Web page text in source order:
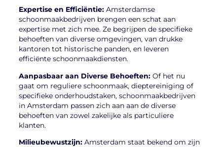
Expertise en Efficiëntie: Amsterdamse
schoonmaakbedrijven brengen een schat aan
expertise met zich mee. Ze begrijpen de specifieke
behoeften van diverse omgevingen, van drukke
kantoren tot historische panden, en leveren
efficiënte schoonmaakdiensten.
Aanpasbaar aan Diverse Behoeften: Of het nu
gaat om reguliere schoonmaak, dieptereiniging of
specifieke onderhoudstaken, schoonmaakbedrijven
in Amsterdam passen zich aan aan de diverse
behoeften van zowel zakelijke als particuliere
klanten.
Milieubewustzijn: Amsterdam staat bekend om zijn